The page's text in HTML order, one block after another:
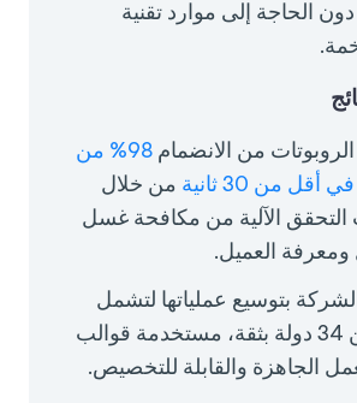
الحاجة إلى موارد تقنية
من الانضمام
98% من
أقل من 30 ثانية
من خلال
التحقق الآلية من مكافحة غسل
ومعرفة العميل.
بتوسيع عملياتها لتشمل
أكثر من 34 دولة بثقة، مستخدمة قوالب
الجاهزة والقابلة للتخصيص.